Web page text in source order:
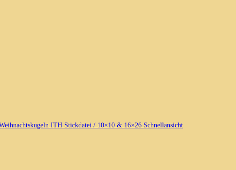
Schnellansicht